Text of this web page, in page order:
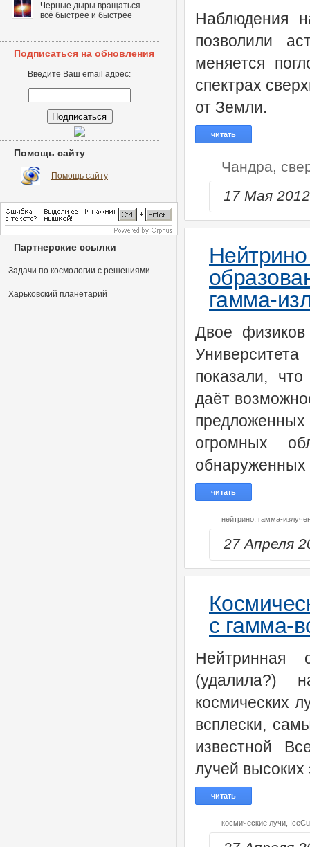
Наблюдения
позволили
меняется
спектрах
от Земли.
читать
Чандра,
17 Мая
гамма-
Двое
показали,
даёт
огромных
обнаруженных
читать
нейтрино, гамма-
27 Апреля
с гамма-
Нейтринная
(удалила?)
космических
всплески,
известной
лучей высоких
читать
космические лучи,
Черные дыры вращаться
всё быстрее и быстрее
Подписаться на обновления
Введите Ваш email адрес:
Помощь сайту
Помощь сайту
Партнерские ссылки
Задачи по космологии с решениями
Харьковский планетарий